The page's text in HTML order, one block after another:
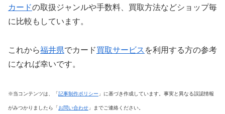
カードの取扱ジャンルや手数料、買取方法などショップ毎
に比較もしています。
これから福井県でカード買取サービス を利用する方の参考
になれば幸いです。
※当コンテンツは、「記事制作ポリシー 」に基づき作成しています。事実と異なる誤認情報
がみつかりましたら「お問い合わせ 」までご連絡ください。